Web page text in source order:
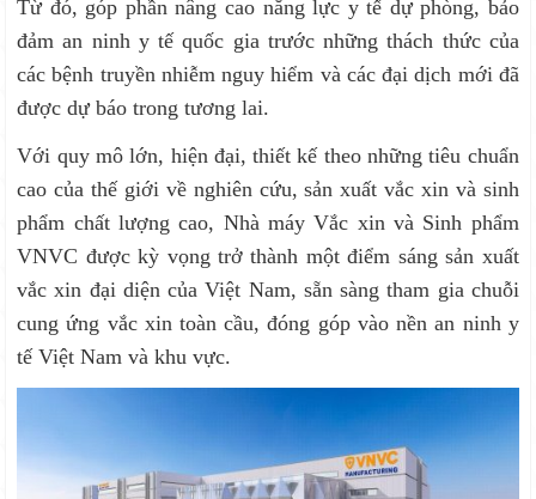
Từ đó, góp phần nâng cao năng lực y tế dự phòng, bảo
đảm an ninh y tế quốc gia trước những thách thức của
các bệnh truyền nhiễm nguy hiểm và các đại dịch mới đã
được dự báo trong tương lai.
Với quy mô lớn, hiện đại, thiết kế theo những tiêu chuẩn
cao của thế giới về nghiên cứu, sản xuất vắc xin và sinh
phẩm chất lượng cao, Nhà máy Vắc xin và Sinh phẩm
VNVC được kỳ vọng trở thành một điểm sáng sản xuất
vắc xin đại diện của Việt Nam, sẵn sàng tham gia chuỗi
cung ứng vắc xin toàn cầu, đóng góp vào nền an ninh y
tế Việt Nam và khu vực.